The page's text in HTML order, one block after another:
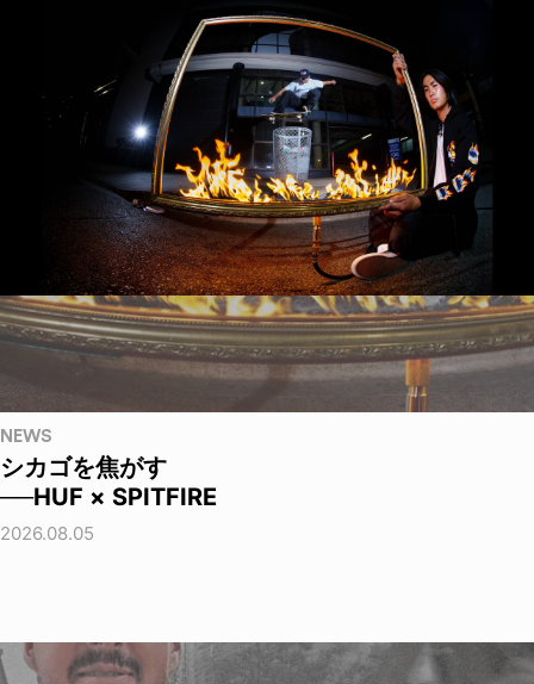
NEWS
シカゴを焦がす
──HUF × SPITFIRE
2026.08.05